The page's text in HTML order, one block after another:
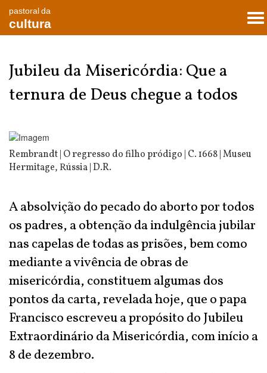
pastoral da
cultura
Jubileu da Misericórdia: Que a
ternura de Deus chegue a todos
Rembrandt | O regresso do filho pródigo | C. 1668 | Museu
Hermitage, Rússia | D.R.
A absolvição do pecado do aborto por todos
os padres, a obtenção da indulgência jubilar
nas capelas de todas as prisões, bem como
mediante a vivência de obras de
misericórdia, constituem algumas dos
pontos da carta, revelada hoje, que o papa
Francisco escreveu a propósito do Jubileu
Extraordinário da Misericórdia, com início a
8 de dezembro.